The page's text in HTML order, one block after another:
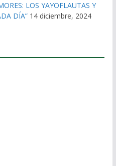
LOS YAYOFLAUTAS Y
DÍA” 14 diciembre, 2024